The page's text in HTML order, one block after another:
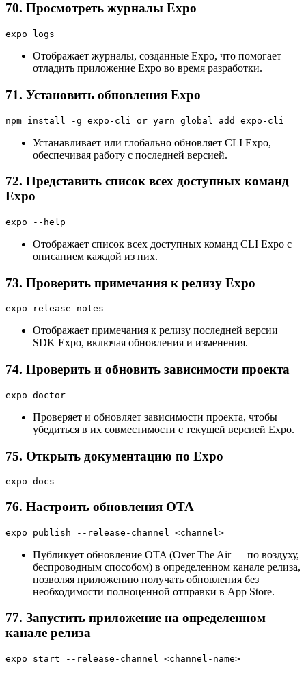
70. Просмотреть журналы Expo
expo logs
Отображает журналы, созданные Expo, что помогает
отладить приложение Expo во время разработки.
71. Установить обновления Expo
npm install -g expo-cli or yarn global add expo-cli
Устанавливает или глобально обновляет CLI Expo,
обеспечивая работу с последней версией.
72. Представить список всех доступных команд
Expo
expo --help
Отображает список всех доступных команд CLI Expo с
описанием каждой из них.
73. Проверить примечания к релизу Expo
expo release-notes
Отображает примечания к релизу последней версии
SDK Expo, включая обновления и изменения.
74. Проверить и обновить зависимости проекта
expo doctor
Проверяет и обновляет зависимости проекта, чтобы
убедиться в их совместимости с текущей версией Expo.
75. Открыть документацию по Expo
expo docs
76. Настроить обновления OTA
expo publish --release-channel <channel>
Публикует обновление OTA (Over The Air — по воздуху,
беспроводным способом) в определенном канале релиза,
позволяя приложению получать обновления без
необходимости полноценной отправки в App Store.
77. Запустить приложение на определенном
канале релиза
expo start --release-channel <channel-name>